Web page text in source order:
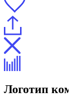
Логотип